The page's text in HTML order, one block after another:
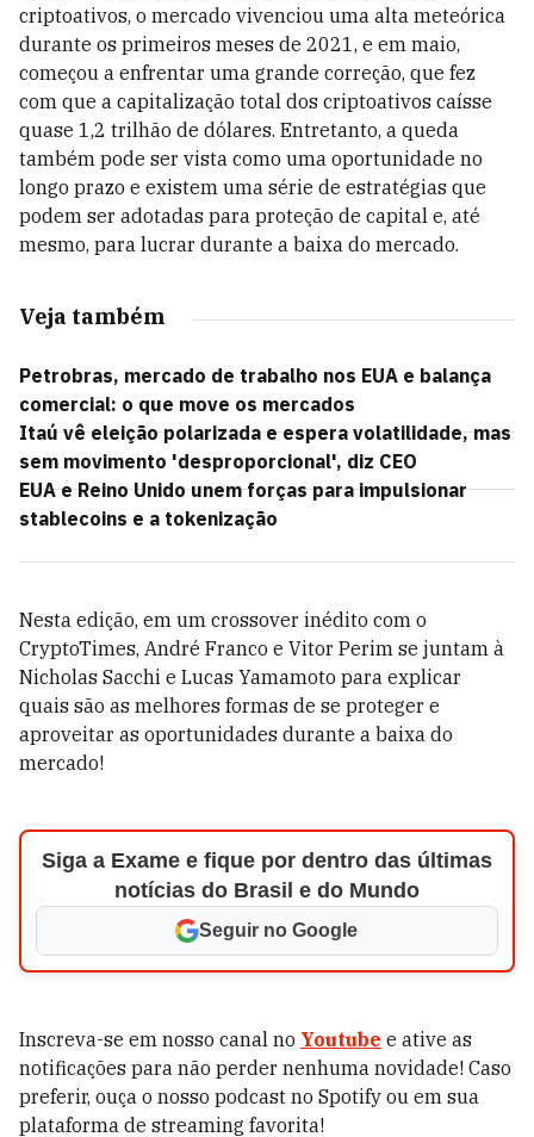
criptoativos, o mercado vivenciou uma alta meteórica
durante os primeiros meses de 2021, e em maio,
começou a enfrentar uma grande correção, que fez
com que a capitalização total dos criptoativos caísse
quase 1,2 trilhão de dólares. Entretanto, a queda
também pode ser vista como uma oportunidade no
longo prazo e existem uma série de estratégias que
podem ser adotadas para proteção de capital e, até
mesmo, para lucrar durante a baixa do mercado.
Veja também
Petrobras, mercado de trabalho nos EUA e balança
comercial: o que move os mercados
Itaú vê eleição polarizada e espera volatilidade, mas
sem movimento 'desproporcional', diz CEO
EUA e Reino Unido unem forças para impulsionar
stablecoins e a tokenização
Nesta edição, em um crossover inédito com o
CryptoTimes, André Franco e Vitor Perim se juntam à
Nicholas Sacchi e Lucas Yamamoto para explicar
quais são as melhores formas de se proteger e
aproveitar as oportunidades durante a baixa do
mercado!
Siga a Exame e fique por dentro das últimas
notícias do Brasil e do Mundo
Seguir no Google
Inscreva-se em nosso canal no Youtube e ative as
notificações para não perder nenhuma novidade! Caso
preferir, ouça o nosso podcast no Spotify ou em sua
plataforma de streaming favorita!